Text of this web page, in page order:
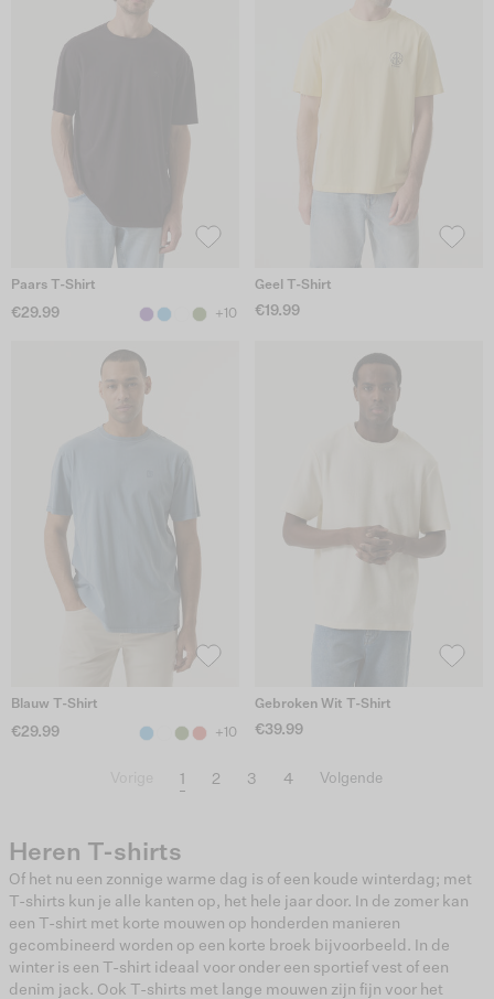
Paars T-Shirt
€29.99 +10
Geel T-Shirt
€19.99
Blauw T-Shirt
€29.99 +10
Gebroken Wit T-Shirt
€39.99
1 2 3 4 Volgende
Heren T-shirts
Of het nu een zonnige warme dag is of een koude winterdag; met
T-shirts kun je alle kanten op, het hele jaar door. In de zomer kan
een T-shirt met korte mouwen op honderden manieren
gecombineerd worden op een korte broek bijvoorbeeld. In de
winter is een T-shirt ideaal voor onder een sportief vest of een
denim jack. Ook T-shirts met lange mouwen zijn fijn voor het